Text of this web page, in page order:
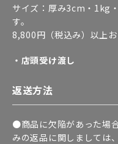
サイズ：厚み3cm・1kg
す。
8,800円（税込み）以上
・店頭受け渡し
返送方法
●商品に欠陥があった場
みの返品に関しましては